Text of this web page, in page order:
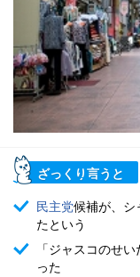
ざっくり言うと
民主党候補が、シ
たという
「ジャスコのせ
った